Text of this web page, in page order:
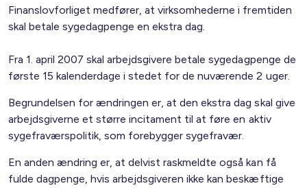
Finanslovforliget medfører, at virksomhederne i fremtiden
skal betale sygedagpenge en ekstra dag.
Fra 1. april 2007 skal arbejdsgivere betale sygedagpenge de
første 15 kalenderdage i stedet for de nuværende 2 uger.
Begrundelsen for ændringen er, at den ekstra dag skal give
arbejdsgiverne et større incitament til at føre en aktiv
sygefraværspolitik, som forebygger sygefravær.
En anden ændring er, at delvist raskmeldte også kan få
fulde dagpenge, hvis arbejdsgiveren ikke kan beskæftige